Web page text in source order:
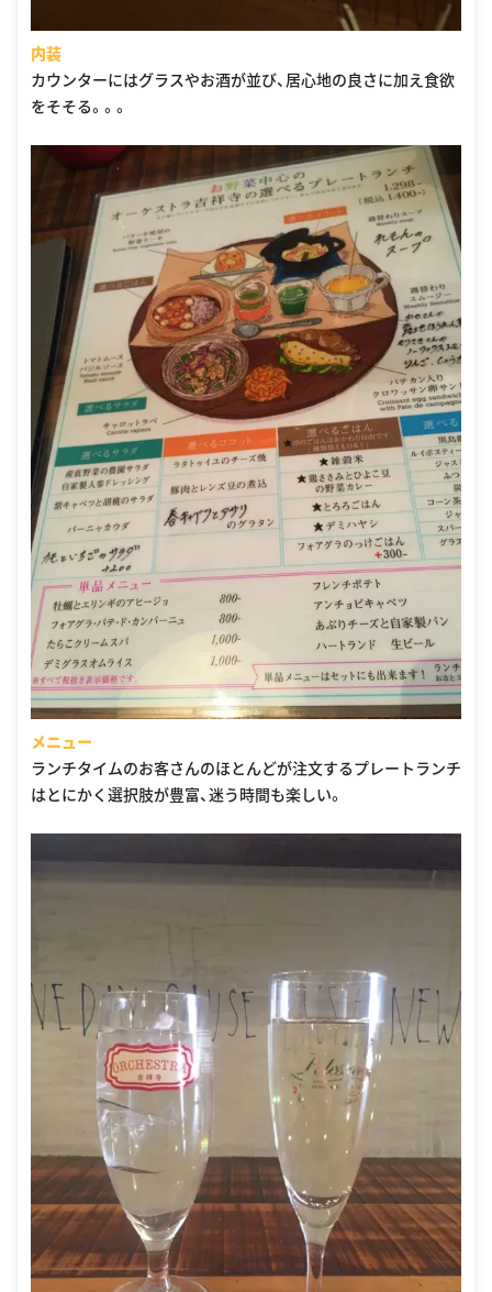
内装
カウンターにはグラスやお酒が並び、居心地の良さに加え食欲
をそそる。。。
メニュー
ランチタイムのお客さんのほとんどが注文するプレートランチ
はとにかく選択肢が豊富、迷う時間も楽しい。